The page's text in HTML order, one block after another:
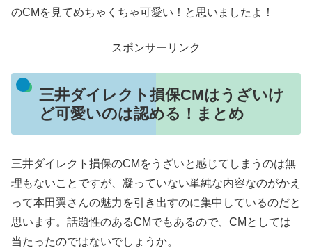
のCMを見てめちゃくちゃ可愛い！と思いましたよ！
スポンサーリンク
三井ダイレクト損保CMはうざいけ
ど可愛いのは認める！まとめ
三井ダイレクト損保のCMをうざいと感じてしまうのは無
理もないことですが、凝っていない単純な内容なのがかえ
って本田翼さんの魅力を引き出すのに集中しているのだと
思います。話題性のあるCMでもあるので、CMとしては
当たったのではないでしょうか。